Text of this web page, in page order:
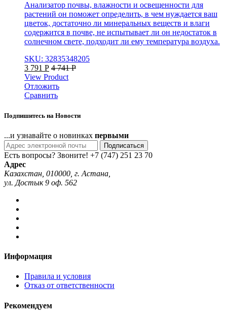
Анализатор почвы, влажности и освещенности для
растений он поможет определить, в чем нуждается ваш
цветок, достаточно ли минеральных веществ и влаги
содержится в почве, не испытывает ли он недостаток в
солнечном свете, подходит ли ему температура воздуха.
SKU: 32835348205
3 791 Р 4 741Р
View Product
Отложить
Сравнить
Подпишитесь на Новости
...и узнавайте о новинках первыми
Подписаться
Есть вопросы? Звоните! +7 (747) 251 23 70
Адрес
Казахстан, 010000, г. Астана,
ул. Достык 9 оф. 562
Информация
Правила и условия
Отказ от ответственности
Рекомендуем